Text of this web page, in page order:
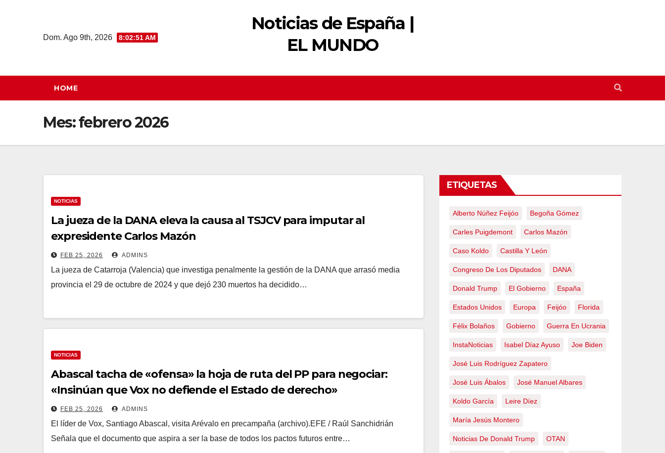
Dom. Ago 9th, 2026 8:02:52 AM
Noticias de España |
EL MUNDO
HOME
Mes:febrero 2026
NOTICIAS
La jueza de la DANA eleva la causa al TSJCV para imputar al
expresidente Carlos Mazón
FEB 25, 2026 ADMINS
La jueza de Catarroja (Valencia) que investiga penalmente la gestión de la DANA que arrasó media
provincia el 29 de octubre de 2024 y que dejó 230 muertos ha decidido…
NOTICIAS
Abascal tacha de «ofensa» la hoja de ruta del PP para negociar:
«Insinúan que Vox no defiende el Estado de derecho»
FEB 25, 2026 ADMINS
El líder de Vox, Santiago Abascal, visita Arévalo en precampaña (archivo).EFE / Raúl Sanchidrián
Señala que el documento que aspira a ser la base de todos los pactos futuros entre…
ETIQUETAS
Alberto Núñez Feijóo Begoña Gómez
Carles Puigdemont Carlos Mazón
Caso Koldo Castilla Y León
Congreso De Los Diputados DANA
Donald Trump El Gobierno España
Estados Unidos Europa Feijóo Florida
Félix Bolaños Gobierno Guerra En Ucrania
InstaNoticias Isabel Díaz Ayuso Joe Biden
José Luis Rodríguez Zapatero
José Luis Ábalos José Manuel Albares
Koldo García Leire Díez
María Jesús Montero
Noticias De Donald Trump OTAN